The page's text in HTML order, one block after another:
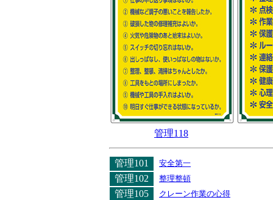
管理118
管理101 安全第一
管理102 整理整頓
管理105 クレーン作業の心得